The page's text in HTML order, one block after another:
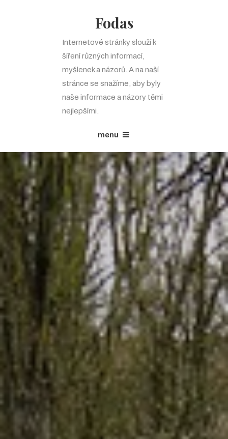
Fodas
Internetové stránky slouží k
šíření různých informací,
myšlenek a názorů. A na naší
stránce se snažíme, aby byly
naše informace a názory těmi
nejlepšími.
menu